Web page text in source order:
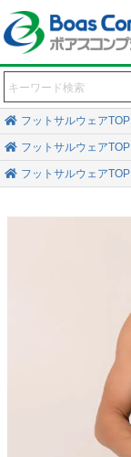
フットサルウェアTOP
フットサルウェアTOP
フットサルウェアTOP